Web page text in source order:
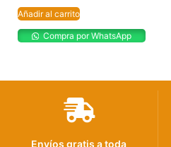
Añadir al carrito
Compra por WhatsApp
Envíos gratis a toda